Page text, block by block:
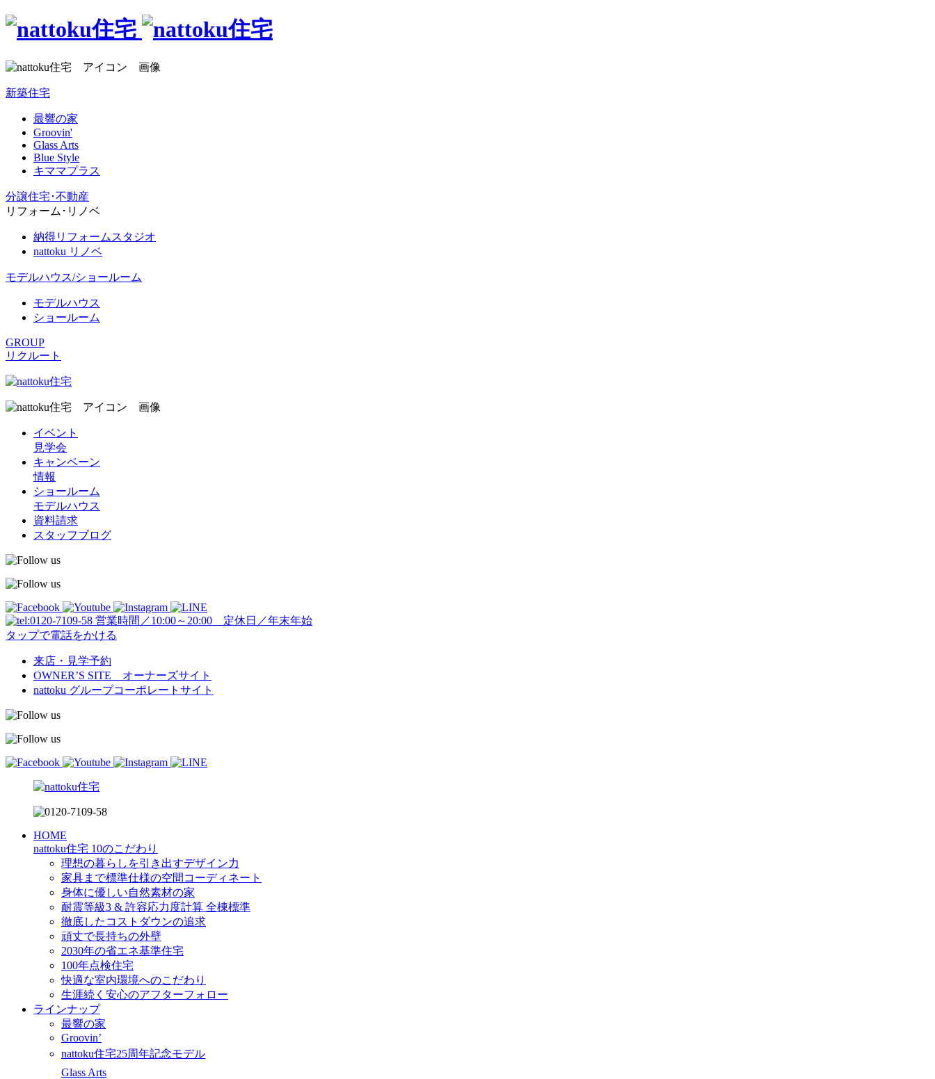
新築住宅
最響の家
Groovin'
Glass Arts
Blue Style
キママプラス
分譲住宅･不動産
リフォーム･リノベ
納得リフォームスタジオ
nattoku リノベ
モデルハウス/ショールーム
モデルハウス
ショールーム
GROUP
リクルート
イベント
見学会
キャンペーン
情報
ショールーム
モデルハウス
資料請求
スタッフブログ
営業時間／10:00～20:00 定休日／年末年始
タップで電話をかける
来店・見学予約
OWNER’S SITE オーナーズサイト
nattoku グループコーポレートサイト
HOME
nattoku住宅 10のこだわり
理想の暮らしを引き出すデザイン力
家具まで標準仕様の空間コーディネート
身体に優しい自然素材の家
耐震等級3 & 許容応力度計算 全棟標準
徹底したコストダウンの追求
頑丈で長持ちの外壁
2030年の省エネ基準住宅
100年点検住宅
快適な室内環境へのこだわり
生涯続く安心のアフターフォロー
ラインナップ
最響の家
Groovin’
nattoku住宅25周年記念モデル
Glass Arts